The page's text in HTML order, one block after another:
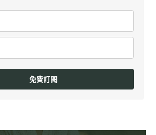
免費訂閱